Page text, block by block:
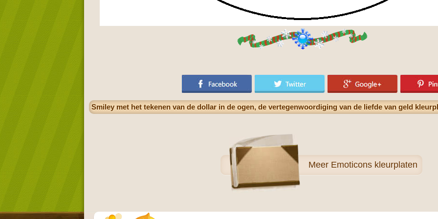
Smiley met het tekenen van de dollar in de ogen, de vertegenwoordiging van de liefde van geld
Meer Emoticons kleurplaten